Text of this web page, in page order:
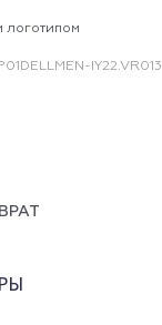
логотипом
IY22.VR013